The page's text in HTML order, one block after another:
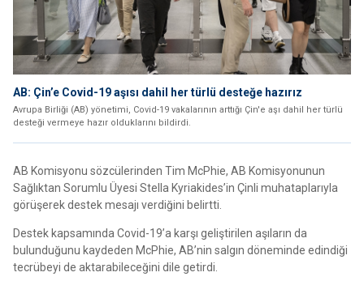
AB: Çin’e Covid-19 aşısı dahil her türlü desteğe hazırız
Avrupa Birliği (AB) yönetimi, Covid-19 vakalarının arttığı Çin'e aşı dahil her türlü
desteği vermeye hazır olduklarını bildirdi.
AB Komisyonu sözcülerinden Tim McPhie, AB Komisyonunun
Sağlıktan Sorumlu Üyesi Stella Kyriakides’in Çinli muhataplarıyla
görüşerek destek mesajı verdiğini belirtti.
Destek kapsamında Covid-19’a karşı geliştirilen aşıların da
bulunduğunu kaydeden McPhie, AB’nin salgın döneminde edindiği
tecrübeyi de aktarabileceğini dile getirdi.